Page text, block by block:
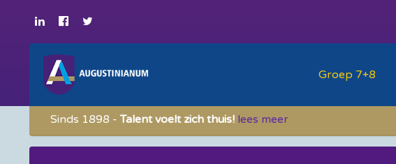
Groep 7+8
Sinds 1898 -Talent voelt zich thuis! lees meer